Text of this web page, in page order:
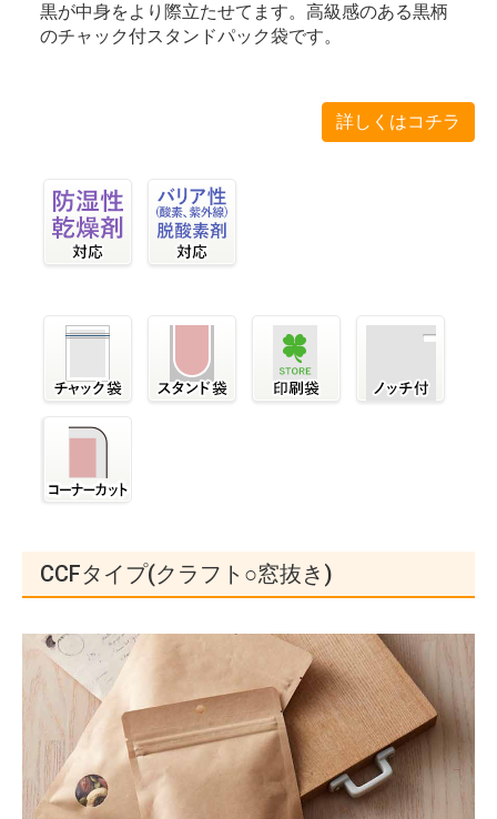
黒が中身をより際立たせてます。高級感のある黒柄
のチャック付スタンドパック袋です。
詳しくはコチラ
CCFタイプ(クラフト○窓抜き)